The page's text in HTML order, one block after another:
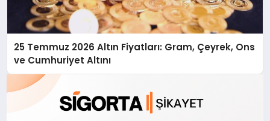
25 Temmuz 2026 Altın Fiyatları: Gram, Çeyrek, Ons
ve Cumhuriyet Altını